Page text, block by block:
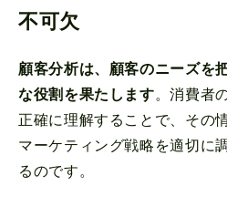
不可欠
顧客分析は、顧客のニーズを
な役割を果たします。消費者
正確に理解することで、その
マーケティング戦略を適切に
るのです。